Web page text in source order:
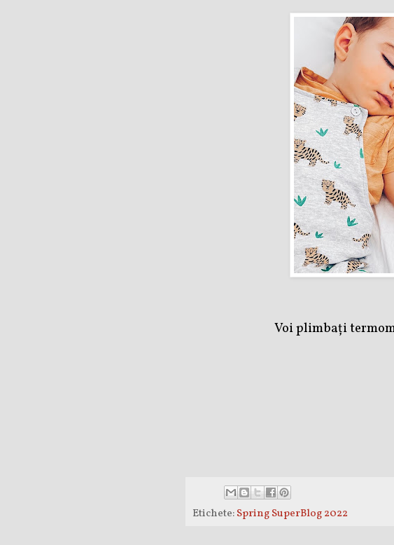
Voi plimbați
Etichete:Spring SuperBlog 2022